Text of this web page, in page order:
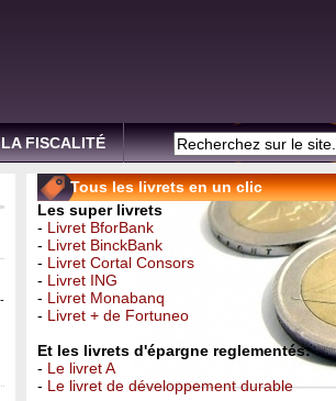
LA FISCALITÉ
Tous les livrets en un clic
Les super livrets
- Livret BforBank
- Livret BinckBank
- Livret Cortal Consors
- Livret ING
- Livret Monabanq
- Livret + de Fortuneo
Et les livrets d'épargne reglementés:
- Le livret A
- Le livret de développement durable